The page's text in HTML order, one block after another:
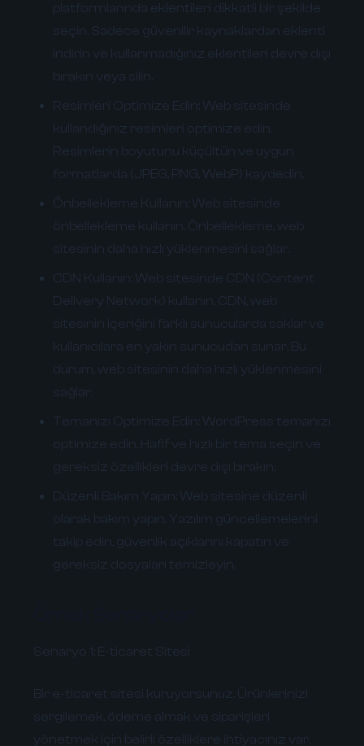
platformlarında eklentileri dikkatli bir şekilde
seçin. Sadece güvenilir kaynaklardan eklenti
indirin ve kullanmadığınız eklentileri devre dışı
bırakın veya silin.
Resimleri Optimize Edin: Web sitesinde
kullandığınız resimleri optimize edin.
Resimlerin boyutunu küçültün ve uygun
formatlarda (JPEG, PNG, WebP) kaydedin.
Önbellekleme Kullanın: Web sitesinde
önbellekleme kullanın. Önbellekleme, web
sitesinin daha hızlı yüklenmesini sağlar.
CDN Kullanın: Web sitesinde CDN (Content
Delivery Network) kullanın. CDN, web
sitesinin içeriğini farklı sunucularda saklar ve
kullanıcılara en yakın sunucudan sunar. Bu
durum, web sitesinin daha hızlı yüklenmesini
sağlar.
Temanızı Optimize Edin: WordPress temanızı
optimize edin. Hafif ve hızlı bir tema seçin ve
gereksiz özellikleri devre dışı bırakın.
Düzenli Bakım Yapın: Web sitesine düzenli
olarak bakım yapın. Yazılım güncellemelerini
takip edin, güvenlik açıklarını kapatın ve
gereksiz dosyaları temizleyin.
Senaryo 1: E-ticaret Sitesi
Bir e-ticaret sitesi kuruyorsunuz. Ürünlerinizi
sergilemek, ödeme almak ve siparişleri
yönetmek için belirli özelliklere ihtiyacınız var.